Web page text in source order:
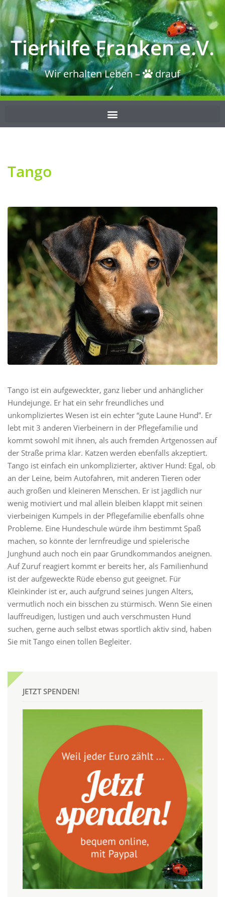
Tierhilfe Franken e.V.
Wir erhalten Leben – drauf
Tango
Tango ist ein aufgeweckter, ganz lieber und anhänglicher
Hundejunge. Er hat ein sehr freundliches und
unkompliziertes Wesen ist ein echter “gute Laune Hund”. Er
lebt mit 3 anderen Vierbeinern in der Pflegefamilie und
kommt sowohl mit ihnen, als auch fremden Artgenossen auf
der Straße prima klar. Katzen werden ebenfalls akzeptiert.
Tango ist einfach ein unkomplizierter, aktiver Hund: Egal, ob
an der Leine, beim Autofahren, mit anderen Tieren oder
auch großen und kleineren Menschen. Er ist jagdlich nur
wenig motiviert und mal allein bleiben klappt mit seinen
vierbeinigen Kumpels in der Pflegefamilie ebenfalls ohne
Probleme. Eine Hundeschule würde ihm bestimmt Spaß
machen, so könnte der lernfreudige und spielerische
Junghund auch noch ein paar Grundkommandos aneignen.
Auf Zuruf reagiert kommt er bereits her, als Familienhund
ist der aufgeweckte Rüde ebenso gut geeignet. Für
Kleinkinder ist er, auch aufgrund seines jungen Alters,
vermutlich noch ein bisschen zu stürmisch. Wenn Sie einen
lauffreudigen, lustigen und auch verschmusten Hund
suchen, gerne auch selbst etwas sportlich aktiv sind, haben
Sie mit Tango einen tollen Begleiter.
JETZT SPENDEN!